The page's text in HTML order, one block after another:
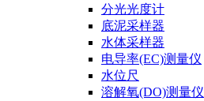
分光光度计
底泥采样器
水体采样器
电导率(EC)测量仪
水位尺
溶解氧(DO)测量仪